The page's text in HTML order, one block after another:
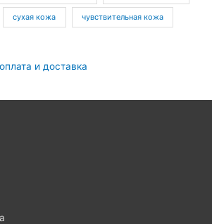
сухая кожа чувствительная кожа
и доставка